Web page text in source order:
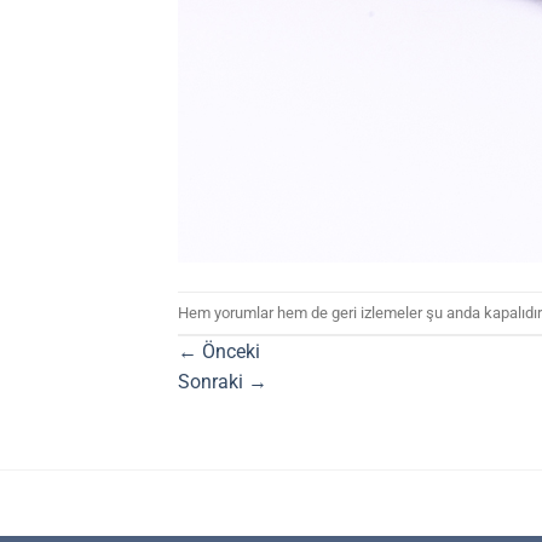
Hem yorumlar hem de geri izlemeler şu anda
← Önceki
Sonraki →